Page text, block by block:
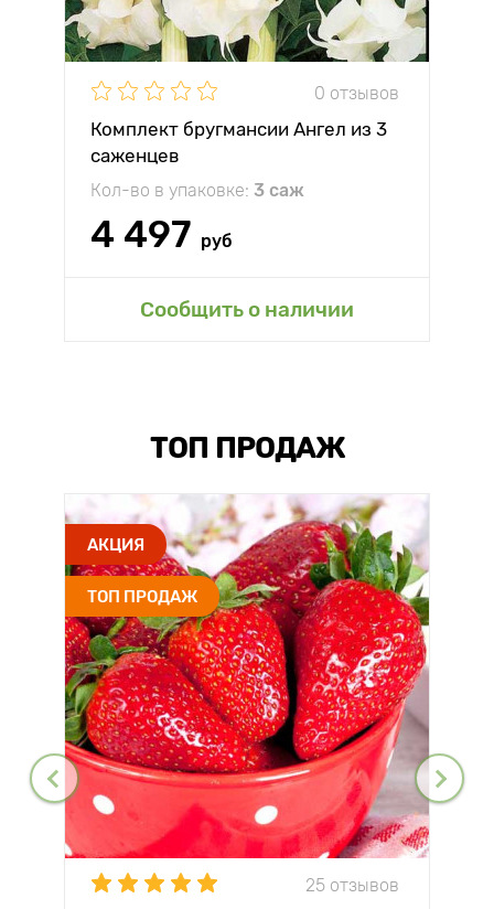
0 отзывов
Комплект бругмансии Ангел из 3
саженцев
Кол-во в упаковке: 3 саж
4 497 руб
Сообщить о наличии
ТОП ПРОДАЖ
АКЦИЯ
ТОП ПРОДАЖ
25 отзывов